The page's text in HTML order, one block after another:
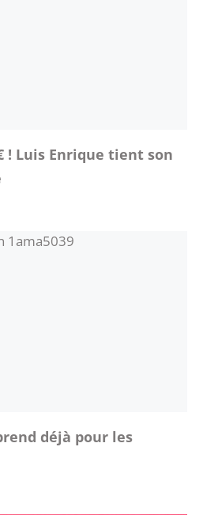
! Luis Enrique tient son
déjà pour les